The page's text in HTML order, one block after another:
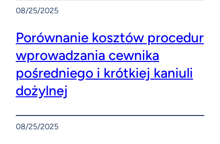
08/25/2025
Porównanie kosztów procedur
wprowadzania cewnika
pośredniego i krótkiej kaniuli
dożylnej
08/25/2025